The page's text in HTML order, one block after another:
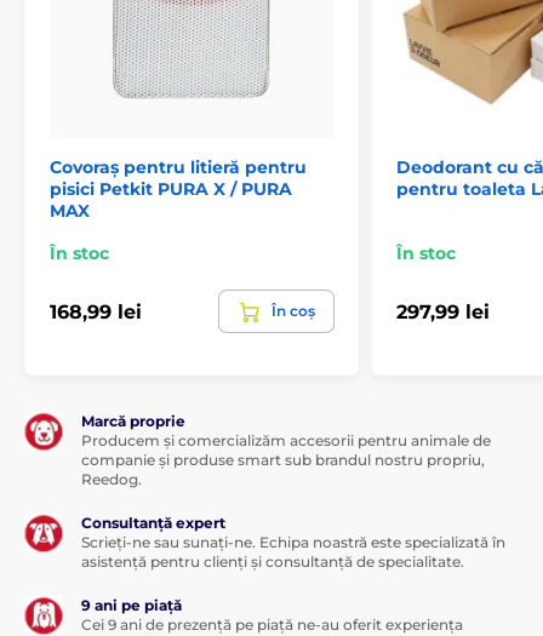
Covoraș pentru litieră pentru
pisici Petkit PURA X / PURA
MAX
În stoc
168,99 lei În coș
Deodorant cu
pentru toaleta
În stoc
297,99 lei
Marcă proprie
Producem și comercializăm accesorii pentru animale de
companie și produse smart sub brandul nostru propriu,
Reedog.
Consultanță expert
Scrieți-ne sau sunați-ne. Echipa noastră este specializată în
asistență pentru clienți și consultanță de specialitate.
9 ani pe piață
Cei 9 ani de prezență pe piață ne-au oferit experiența